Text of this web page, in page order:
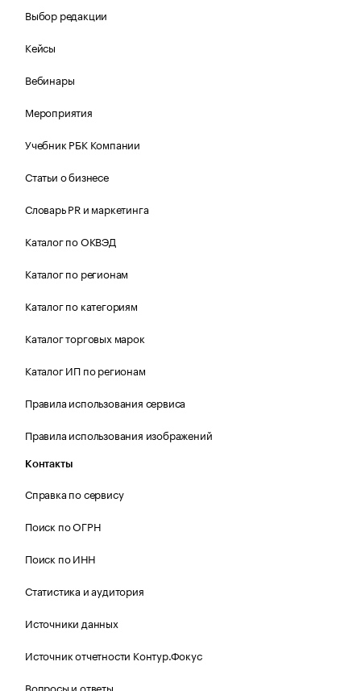
Выбор редакции
Кейсы
Вебинары
Мероприятия
Учебник РБК Компании
Статьи о бизнесе
Словарь PR и маркетинга
Каталог по ОКВЭД
Каталог по регионам
Каталог по категориям
Каталог торговых марок
Каталог ИП по регионам
Правила использования сервиса
Правила использования изображений
Контакты
Справка по сервису
Поиск по ОГРН
Поиск по ИНН
Статистика и аудитория
Источники данных
Источник отчетности Контур.Фокус
Вопросы и ответы